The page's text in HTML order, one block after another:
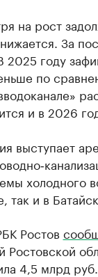
на рост
За
2025 году
по
и в 2026
выступает
холодного
так и в
Ростов
Ростовской
4,5 млрд